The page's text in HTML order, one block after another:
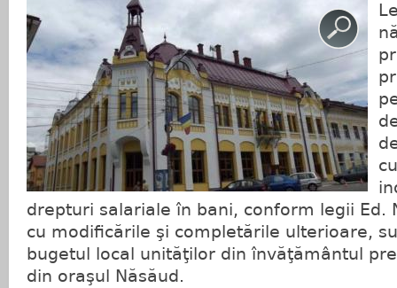
drepturi salariale în bani, conform legii Ed.
cu modificările şi completările ulterioare,
bugetul local unităţilor din învăţământul
din oraşul Năsăud.